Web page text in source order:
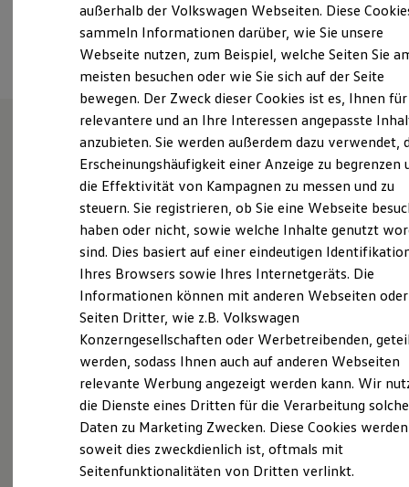
Economy Service
Räder & Reifen Service
Ersatzfahrzeuge
Notdienst und Pannenhilfe
Software, Konnektivität & Apps
California App
VW Connect für Ihren ID. Buzz
VW Connect für Ihren Transporter/Caravelle
VW Connect für Ihren Amarok
VW Connect für andere Modelle
Connect Pro
Fleet Interface Data
Multistop Pathfinder
Übersicht Software Updates
Hilfreiches für Besitzer
Fahrerassistenz- und Sicherheitssysteme
Kontrollleuchten
Kurzfahrprofile und Ölverdünnung
Batterieverordnung
XTL-Dieselkraftstoff
Ersatzteile und Betriebsflüssigkeiten
Original Zubehör und Lifestyle Produkte
myVolkswagen Business
Elektrisch & Autonom
Elektro - & Hybridfahrzeuge
Klimafreundlicher Strom
Termin vereinbaren
"Weil starke Leistung Laune
macht."
Wir sind ein Familienunternehmen und vertreten die
Marken Volkswagen und Volkswagen Nutzfahrzeuge
in Steinburg und Dithmarschen. Lernen Sie hier unser
Unternehmen und unsere Mitarbeiter kennen.
Außerdem präsentieren wir Ihnen unsere Leistungen
und unsere aktuelle Angebote. Kontaktieren Sie uns –
wir freuen uns auf Ihren Anruf oder Ihren Besuch in
Itzehoe, Marne oder Brunsbüttel.
Das sind unsere Leistungen
außerhalb der Volkswagen Webseiten. Diese
sammeln Informationen darüber, wie Sie unsere
Webseite nutzen, zum Beispiel, welche Seiten Sie
meisten besuchen oder wie Sie sich auf der Seite
bewegen. Der Zweck dieser Cookies ist es, Ihnen für
relevantere und an Ihre Interessen angepasste
anzubieten. Sie werden außerdem dazu verwendet,
Erscheinungshäufigkeit einer Anzeige zu begrenzen
die Effektivität von Kampagnen zu messen und zu
steuern. Sie registrieren, ob Sie eine Webseite
haben oder nicht, sowie welche Inhalte genutzt
sind. Dies basiert auf einer eindeutigen
Ihres Browsers sowie Ihres Internetgeräts. Die
Informationen können mit anderen Webseiten oder
Seiten Dritter, wie z.B. Volkswagen
Konzerngesellschaften oder Werbetreibenden,
werden, sodass Ihnen auch auf anderen Webseiten
relevante Werbung angezeigt werden kann. Wir
die Dienste eines Dritten für die Verarbeitung
Daten zu Marketing Zwecken. Diese Cookies
soweit dies zweckdienlich ist, oftmals mit
Seitenfunktionalitäten von Dritten verlinkt.